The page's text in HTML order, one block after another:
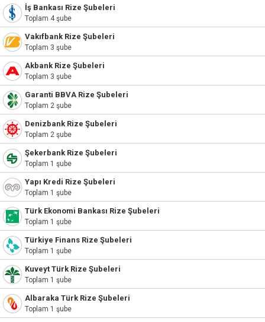
İş Bankası Rize Şubeleri
Toplam 4 şube
Vakıfbank Rize Şubeleri
Toplam 3 şube
Akbank Rize Şubeleri
Toplam 3 şube
Garanti BBVA Rize Şubeleri
Toplam 2 şube
Denizbank Rize Şubeleri
Toplam 2 şube
Şekerbank Rize Şubeleri
Toplam 1 şube
Yapı Kredi Rize Şubeleri
Toplam 1 şube
Türk Ekonomi Bankası Rize Şubeleri
Toplam 1 şube
Türkiye Finans Rize Şubeleri
Toplam 1 şube
Kuveyt Türk Rize Şubeleri
Toplam 1 şube
Albaraka Türk Rize Şubeleri
Toplam 1 şube